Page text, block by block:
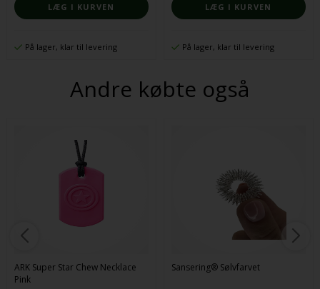
På lager, klar til levering På lager, klar til levering
Andre købte også
ARK Super Star Chew Necklace
Pink
Sansering® Sølvfarvet